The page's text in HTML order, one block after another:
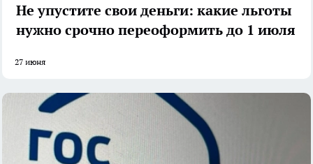
Не упустите свои деньги: какие льготы
нужно срочно переоформить до 1 июля
27 июня